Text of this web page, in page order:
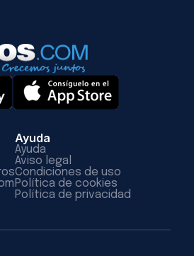
Ayuda
Ayuda
Aviso legal
Condiciones de uso
Política de cookies
Política de privacidad